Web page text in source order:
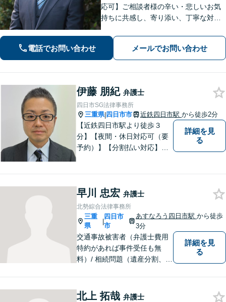
応可】ご相談者様の辛い・悲しいお気
持ちに共感し、寄り添い、丁寧な対応
相続／刑事事件など、幅広く対応【地
域に根ざした弁護士】お気軽にお問い
合わせください。
電話でお問い合わせ メールでお問い合わせ
伊藤 朋紀 弁護士
四日市SG法律事務所
三重県| 四日市市 近鉄四日市駅 から徒歩2分
【近鉄四日市駅より徒歩３
分】【夜間・休日対応可（要
予約）】【分割払い対応】
して、一緒に解決方法を考え
る手助けをさせていただけれ
ばと思いますので、お気軽に
ご相談ください。
詳細を見
る
早川 忠宏 弁護士
北勢綜合法律事務所
三重
県
|
四日市
市
あすなろう四日市駅 から徒歩
3分
交通事故被害者（弁護士費用
特約があれば事件受任も無
料）/ 相続問題（遺産分割、遺
詳細を見
る
北上 拓哉 弁護士